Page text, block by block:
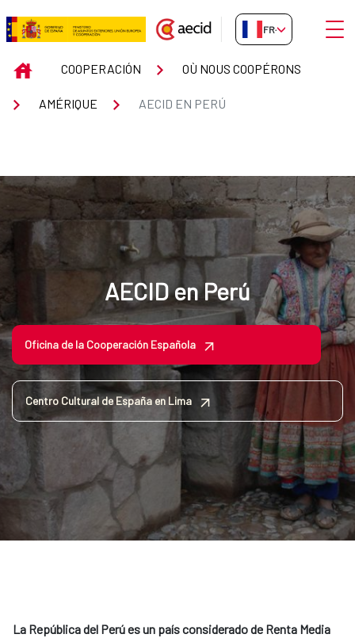
Saut au contenu principal
AECID en Perú
FR-FR
INICIOCOOPERACIÓN OÙ NOUS COOPÉRONS
AMÉRIQUE AECID EN PERÚ
AECID en Perú
Oficina de la Cooperación Española
Centro Cultural de España en Lima
La República del Perú es un país considerado de Renta Media